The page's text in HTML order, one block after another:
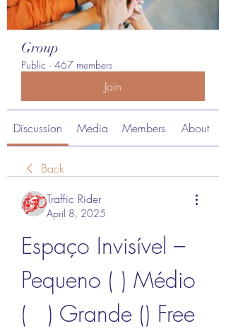
Group
Public · 467 members
Join
Discussion Media Members About
Back
Traffic Rider
April 8, 2025
Espaço Invisível –
Pequeno ( ) Médio
(ﾠ) Grande (ㅤ) Free